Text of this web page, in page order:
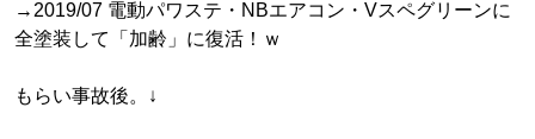
→2019/07 電動パワステ・NBエアコン・Vスペグリーンに
全塗装して「加齢」に復活！ｗ
もらい事故後。↓